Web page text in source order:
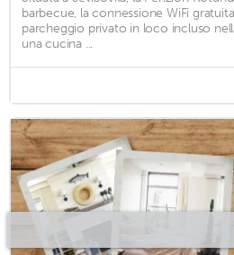
barbecue, la connessione WiFi
parcheggio privato in loco incluso
una cucina ...